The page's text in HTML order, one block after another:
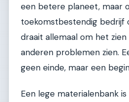
een betere planeet, maar
toekomstbestendig bedrijf
draait allemaal om het zien
anderen problemen zien.
geen einde, maar een
Een lege materialenbank